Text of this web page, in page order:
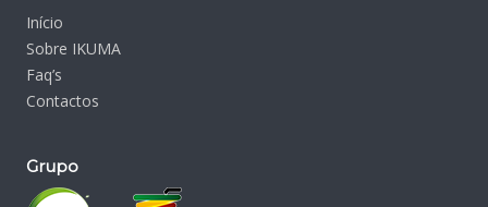
Início
Sobre IKUMA
Faq’s
Contactos
Grupo